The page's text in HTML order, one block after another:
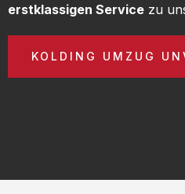
erstklassigen Service zu
KOLDING UMZUG